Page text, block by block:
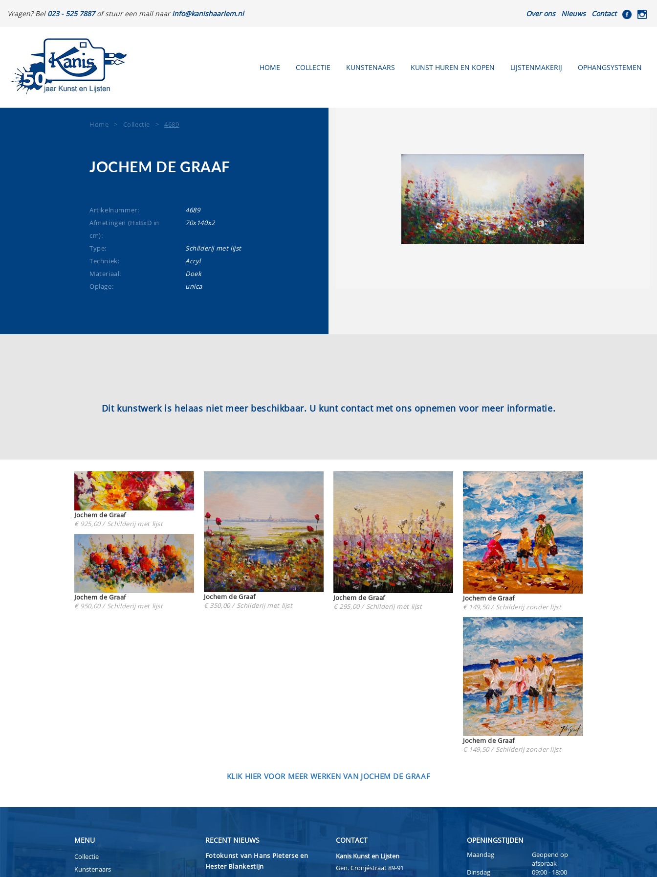
Vragen? Bel 023 - 525 7887of stuur een mail naarinfo@kanishaarlem.nl Over ons Nieuws Contact
HOME COLLECTIE KUNSTENAARS KUNST HUREN EN KOPEN LIJSTENMAKERIJ OPHANGSYSTEMEN
Home > Collectie >4689
JOCHEM DE GRAAF
Artikelnummer:
4689
Afmetingen (HxBxD in
cm):
70x140x2
Type:
Schilderij met lijst
Techniek:
Acryl
Materiaal:
Doek
Oplage:
unica
Dit kunstwerk is helaas niet meer beschikbaar. U kunt contact met ons opnemen voor meer informatie.
Jochem de Graaf
€ 925,00 / Schilderij met lijst
Jochem de Graaf
€ 950,00 / Schilderij met lijst
Jochem de Graaf
€ 350,00 / Schilderij met lijst
Jochem de Graaf
€ 295,00 / Schilderij met lijst
Jochem de Graaf
€ 149,50 / Schilderij zonder lijst
Jochem de Graaf
€ 149,50 / Schilderij zonder lijst
KLIK HIER VOOR MEER WERKEN VAN JOCHEM DE GRAAF
MENU
Collectie
Kunstenaars
RECENT NIEUWS
Fotokunst van Hans Pieterse en
Hester Blankestijn
CONTACT
Kanis Kunst en Lijsten
Gen. Cronjéstraat 89-91
OPENINGSTIJDEN
Maandag
Geopend op
afspraak
Dinsdag
09:00 - 18:00